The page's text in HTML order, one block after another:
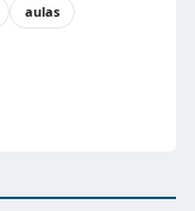
aulas